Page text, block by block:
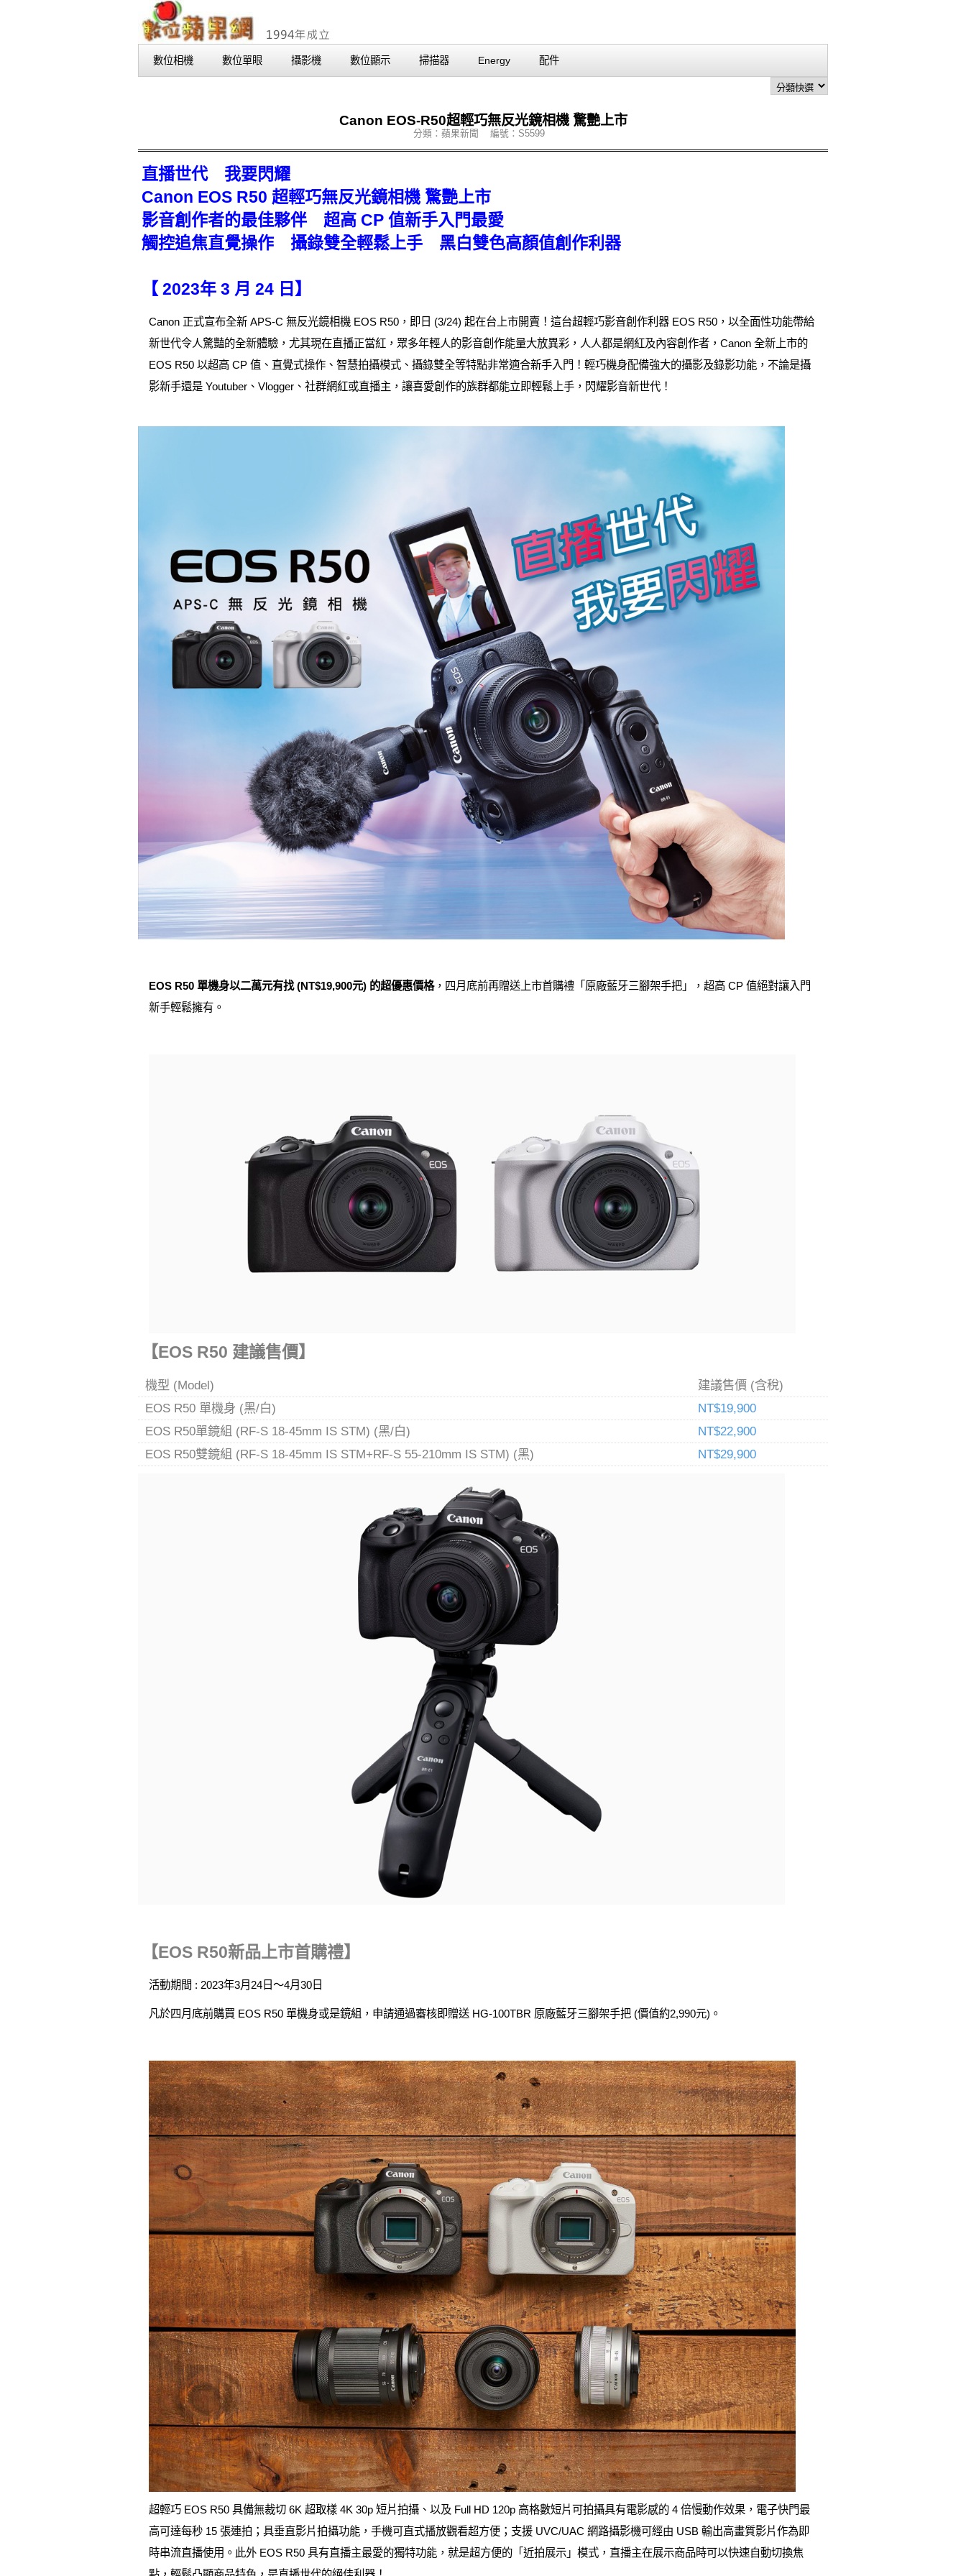
數位相機 數位單眼 攝影機 數位顯示 掃描器 Energy 配件
Canon EOS-R50超輕巧無反光鏡相機 驚艷上市
分類：蘋果新聞 編號：S5599
直播世代 我要閃耀
Canon EOS R50 超輕巧無反光鏡相機 驚艷上市
影音創作者的最佳夥伴 超高 CP 值新手入門最愛
觸控追焦直覺操作 攝錄雙全輕鬆上手 黑白雙色高顏值創作利器
【 2023年 3 月 24 日】
Canon 正式宣布全新 APS-C 無反光鏡相機 EOS R50，即日 (3/24) 起在台上市開賣！這台超輕巧影音創作利器 EOS R50，以全面性功能帶給
新世代令人驚豔的全新體驗，尤其現在直播正當紅，眾多年輕人的影音創作能量大放異彩，人人都是網紅及內容創作者，Canon 全新上市的
EOS R50 以超高 CP 值、直覺式操作、智慧拍攝模式、攝錄雙全等特點非常適合新手入門！輕巧機身配備強大的攝影及錄影功能，不論是攝
影新手還是 Youtuber、Vlogger、社群網紅或直播主，讓喜愛創作的族群都能立即輕鬆上手，閃耀影音新世代！
EOS R50 單機身以二萬元有找 (NT$19,900元) 的超優惠價格，四月底前再贈送上市首購禮「原廠藍牙三腳架手把」，超高 CP 值絕對讓入門
新手輕鬆擁有。
【EOS R50 建議售價】
機型 (Model)
建議售價 (含稅)
EOS R50 單機身 (黑/白)
NT$19,900
EOS R50單鏡組 (RF-S 18-45mm IS STM) (黑/白)
NT$22,900
EOS R50雙鏡組 (RF-S 18-45mm IS STM+RF-S 55-210mm IS STM) (黑)
NT$29,900
【EOS R50新品上市首購禮】
活動期間 : 2023年3月24日〜4月30日
凡於四月底前購買 EOS R50 單機身或是鏡組，申請通過審核即贈送 HG-100TBR 原廠藍牙三腳架手把 (價值約2,990元)。
超輕巧 EOS R50 具備無裁切 6K 超取樣 4K 30p 短片拍攝、以及 Full HD 120p 高格數短片可拍攝具有電影感的 4 倍慢動作效果，電子快門最
高可達每秒 15 張連拍；具垂直影片拍攝功能，手機可直式播放觀看超方便；支援 UVC/UAC 網路攝影機可經由 USB 輸出高畫質影片作為即
時串流直播使用。此外 EOS R50 具有直播主最愛的獨特功能，就是超方便的「近拍展示」模式，直播主在展示商品時可以快速自動切換焦